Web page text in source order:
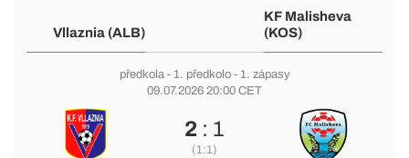
Vllaznia (ALB)
KF Malisheva
(KOS)
předkola- 1. předkolo- 1. zápasy
09.07.2026 20:00 CET
2: 1
(1:1)